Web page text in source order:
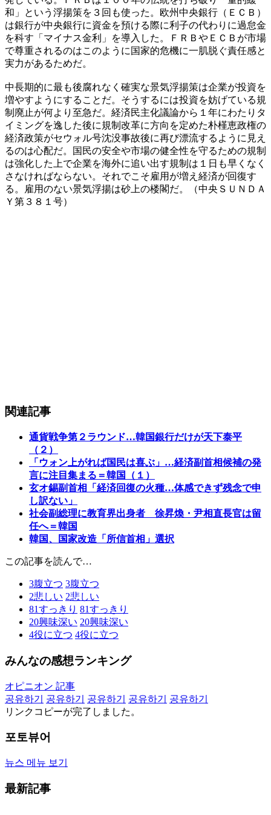
和」という浮揚策を３回も使った。欧州中央銀行（ＥＣＢ）
は銀行が中央銀行に資金を預ける際に利子の代わりに過怠金
を科す「マイナス金利」を導入した。ＦＲＢやＥＣＢが市場
で尊重されるのはこのように国家的危機に一肌脱ぐ責任感と
実力があるためだ。
中長期的に最も後腐れなく確実な景気浮揚策は企業が投資を
増やすようにすることだ。そうするには投資を妨げている規
制廃止が何より至急だ。経済民主化議論から１年にわたりタ
イミングを逸した後に規制改革に方向を定めた朴槿恵政権の
経済政策がセウォル号沈没事故後に再び漂流するように見え
るのは心配だ。国民の安全や市場の健全性を守るための規制
は強化した上で企業を海外に追い出す規制は１日も早くなく
さなければならない。それでこそ雇用が増え経済が回復す
る。雇用のない景気浮揚は砂上の楼閣だ。（中央ＳＵＮＤＡ
Ｙ第３８１号）
関連記事
通貨戦争第２ラウンド…韓国銀行だけが天下泰平
（２）
「ウォン上がれば国民は喜ぶ」…経済副首相候補の発
言に注目集まる＝韓国（１）
玄オ錫副首相「経済回復の火種…体感できず残念で申
し訳ない」
社会副総理に教育界出身者 徐昇煥・尹相直長官は留
任へ＝韓国
韓国、国家改造「所信首相」選択
この記事を読んで…
3腹立つ 3腹立つ
2悲しい 2悲しい
81すっきり 81すっきり
20興味深い 20興味深い
4役に立つ 4役に立つ
みんなの感想ランキング
オピニオン 記事
공유하기
공유하기 공유하기 공유하기
공유하기
リンクコピーが完了しました。
포토뷰어
뉴스 메뉴 보기
最新記事